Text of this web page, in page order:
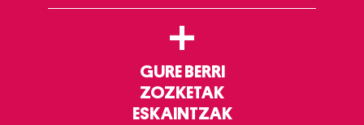
+
GURE BERRI
ZOZKETAK
ESKAINTZAK